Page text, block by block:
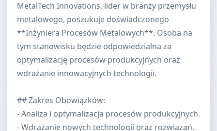
MetalTech Innovations, lider w branży przemysłu
metalowego, poszukuje doświadczonego
**Inżyniera Procesów Metalowych**. Osoba na
tym stanowisku będzie odpowiedzialna za
optymalizację procesów produkcyjnych oraz
wdrażanie innowacyjnych technologii.
## Zakres Obowiązków:
- Analiza i optymalizacja procesów produkcyjnych.
- Wdrażanie nowych technologii oraz rozwiązań.